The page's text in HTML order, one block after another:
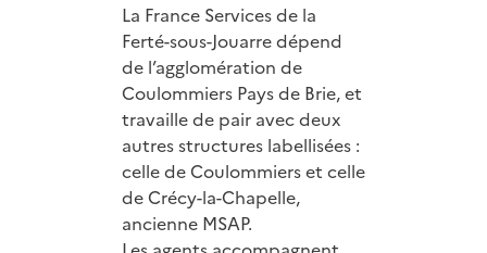
La France Services de la
Ferté-sous-Jouarre dépend
de l’agglomération de
Coulommiers Pays de Brie, et
travaille de pair avec deux
autres structures labellisées :
celle de Coulommiers et celle
de Crécy-la-Chapelle,
ancienne MSAP.